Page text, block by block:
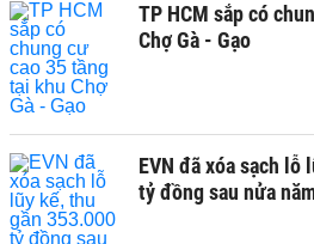
TP HCM sắp có
Chợ Gà - Gạo
EVN đã xóa sạch lỗ
tỷ đồng sau nửa